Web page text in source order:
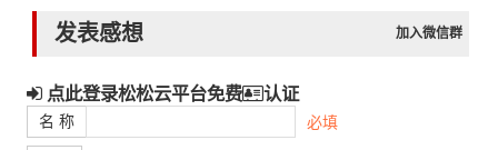
发表感想 加入微信群
点此登录松松云平台免费 认证
名 称 必填